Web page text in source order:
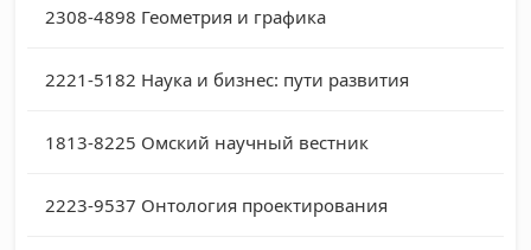
2308-4898 Геометрия и графика
2221-5182 Наука и бизнес: пути развития
1813-8225 Омский научный вестник
2223-9537 Онтология проектирования